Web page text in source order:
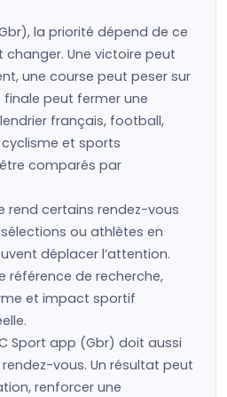
la priorité dépend de ce
changer. Une victoire peut
une course peut peser sur
peut fermer une
français, football,
et sports
comparés par
rend certains rendez-vous
ou athlètes en
déplacer l’attention.
référence de recherche,
et impact sportif
Sport app (Gbr) doit aussi
vous. Un résultat peut
renforcer une